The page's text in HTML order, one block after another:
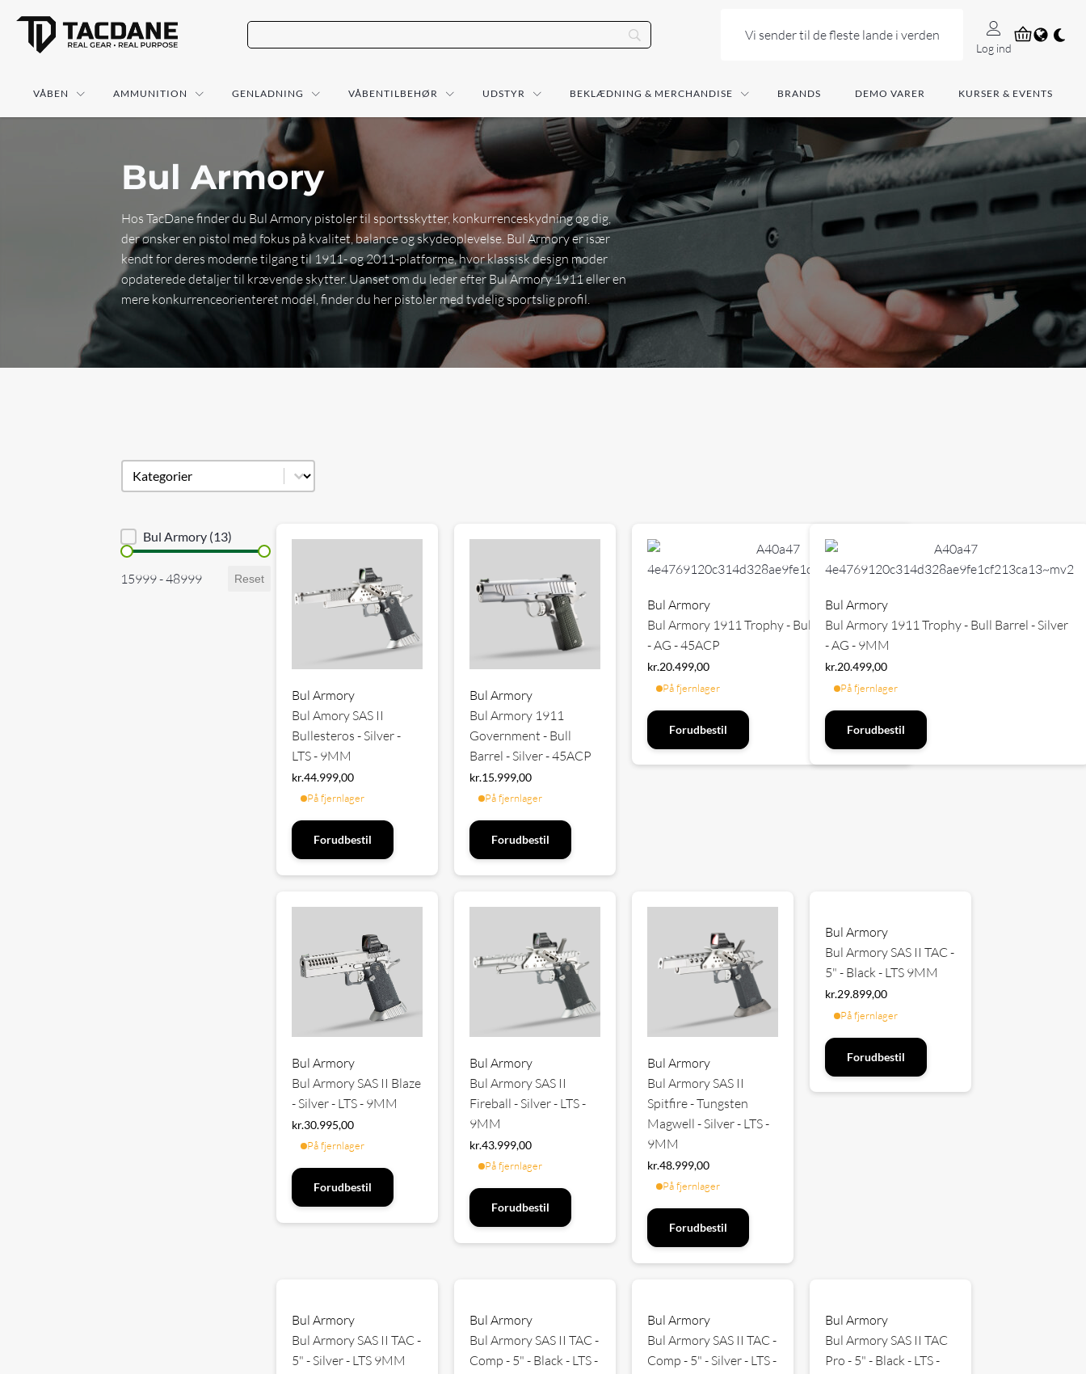
Vi sender til de fleste lande i verden
Log ind
VÅBEN AMMUNITION GENLADNING VÅBENTILBEHØR UDSTYR BEKLÆDNING & MERCHANDISE BRANDS DEMO VARER KURSER & EVENTS
Bul Armory
Hos TacDane finder du Bul Armory pistoler til sportsskytter, konkurrenceskydning og dig,
der ønsker en pistol med fokus på kvalitet, balance og skydeoplevelse. Bul Armory er især
kendt for deres moderne tilgang til 1911- og 2011-platforme, hvor klassisk design møder
opdaterede detaljer til krævende skytter. Uanset om du leder efter Bul Armory 1911 eller en
mere konkurrenceorienteret model, finder du her pistoler med tydelig sportslig profil.
Produkt kategori
Select content
Brand sortering
Bul Armory (13)
Priser
15999 - 48999 Reset
Bul Armory
Bul Amory SAS II
Bullesteros - Silver -
LTS - 9MM
kr.44.999,00
På fjernlager
Forudbestil
Bul Armory
Bul Armory 1911
Government - Bull
Barrel - Silver - 45ACP
kr.15.999,00
På fjernlager
Forudbestil
Bul Armory
Bul Armory 1911 Trophy - Bull Barrel - Silver
- AG - 45ACP
kr.20.499,00
På fjernlager
Forudbestil
Bul Armory
Bul Armory 1911 Trophy - Bull Barrel - Silver
- AG - 9MM
kr.20.499,00
På fjernlager
Forudbestil
Bul Armory
Bul Armory SAS II Blaze
- Silver - LTS - 9MM
kr.30.995,00
På fjernlager
Forudbestil
Bul Armory
Bul Armory SAS II
Fireball - Silver - LTS -
9MM
kr.43.999,00
På fjernlager
Forudbestil
Bul Armory
Bul Armory SAS II
Spitfire - Tungsten
Magwell - Silver - LTS -
9MM
kr.48.999,00
På fjernlager
Forudbestil
Bul Armory
Bul Armory SAS II TAC -
5" - Black - LTS 9MM
kr.29.899,00
På fjernlager
Forudbestil
Bul Armory
Bul Armory SAS II TAC -
5" - Silver - LTS 9MM
Bul Armory
Bul Armory SAS II TAC -
Comp - 5" - Black - LTS -
Bul Armory
Bul Armory SAS II TAC -
Comp - 5" - Silver - LTS -
Bul Armory
Bul Armory SAS II TAC
Pro - 5" - Black - LTS -